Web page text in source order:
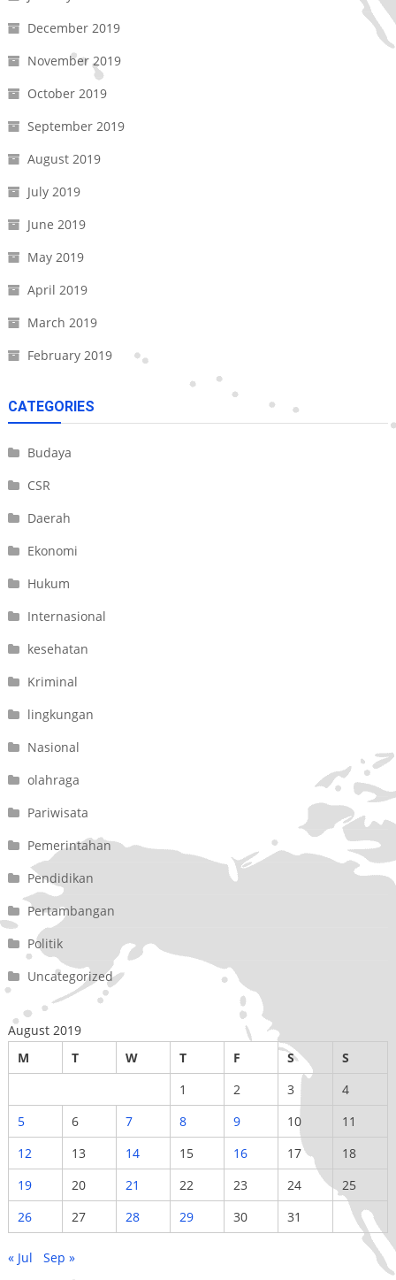
December 2019
November 2019
October 2019
September 2019
August 2019
July 2019
June 2019
May 2019
April 2019
March 2019
February 2019
CATEGORIES
Budaya
CSR
Daerah
Ekonomi
Hukum
Internasional
kesehatan
Kriminal
lingkungan
Nasional
olahraga
Pariwisata
Pemerintahan
Pendidikan
Pertambangan
Politik
Uncategorized
August 2019
M
T W T F S
S
1
2 3
4
5
6 7 8 9 10
11
12
13 14 15 16 17
18
19
20 21 22 23 24
25
26
27 28 29 30 31
« Jul Sep »